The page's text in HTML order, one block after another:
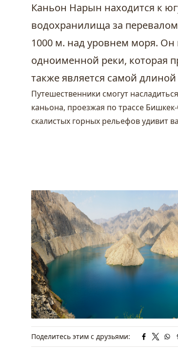
Каньон Нарын находится к
водохранилища за
1000 м. над уровнем моря. Он
одноименной реки, которая
также является самой
Путешественники смогут
каньона, проезжая по трассе Бишкек
скалистых горных рельефов удивит
Поделитесь этим с друзьями: